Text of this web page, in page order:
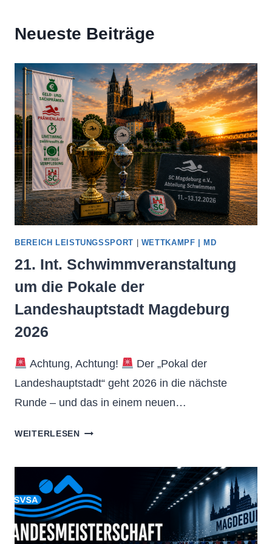
Neueste Beiträge
BEREICH LEISTUNGSSPORT WETTKAMPF | MD
21. Int. Schwimmveranstaltung
um die Pokale der
Landeshauptstadt Magdeburg
2026
Achtung, Achtung!
Der „Pokal der
Landeshauptstadt“ geht 2026 in die nächste
Runde – und das in einem neuen…
WEITERLESEN21.
DIE
POKALE
DER
LANDESHAUPTSTADT